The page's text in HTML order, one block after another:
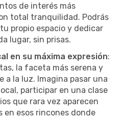
de interés más
total tranquilidad. Podrás
propio espacio y dedicar
lugar, sin prisas.
en su máxima expresión:
la faceta más serena y
a la luz. Imagina pasar una
participar en una clase
que rara vez aparecen
en esos rincones donde